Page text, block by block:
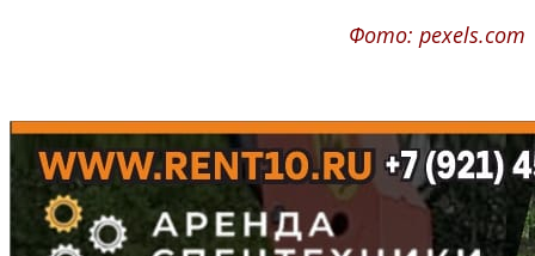
Фото: pexels.com